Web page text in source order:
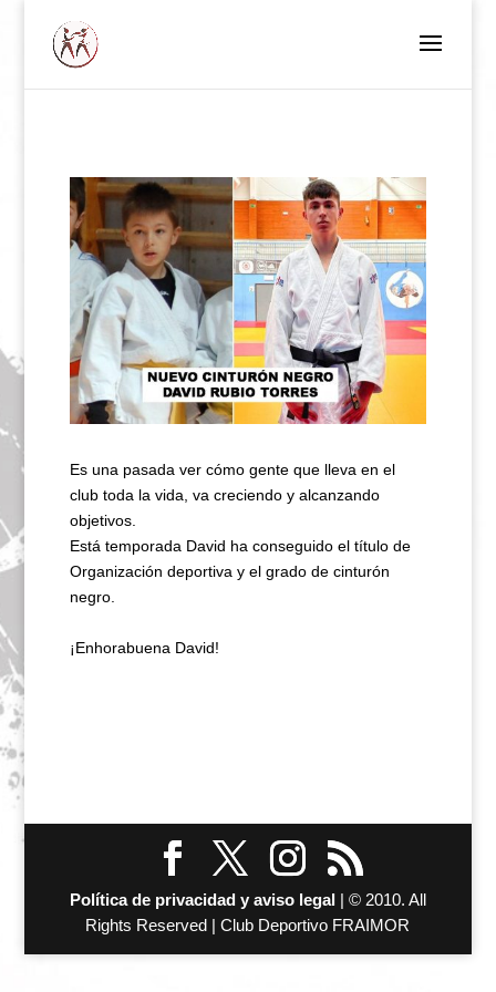
Es una pasada ver cómo gente que lleva en el
club toda la vida, va creciendo y alcanzando
objetivos.
Está temporada David ha conseguido el título de
Organización deportiva y el grado de cinturón
negro.
¡Enhorabuena David!
Política de privacidad y aviso legal| © 2010. All
Rights Reserved | Club Deportivo FRAIMOR